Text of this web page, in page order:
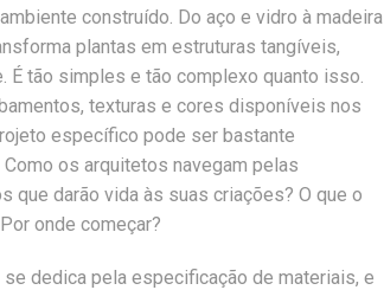
construído. Do aço e vidro à madeira
plantas em estruturas tangíveis,
É tão simples e tão complexo quanto isso.
texturas e cores disponíveis nos
específico pode ser bastante
os arquitetos navegam pelas
darão vida às suas criações? O que o
onde começar?
dedica pela especificação de materiais, e